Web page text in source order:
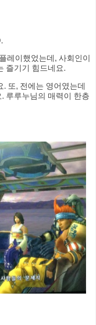
레이했었는데, 사회인이
즐기기 힘드네요.
또, 전에는 영어였는데
루루누님의 매력이 한층